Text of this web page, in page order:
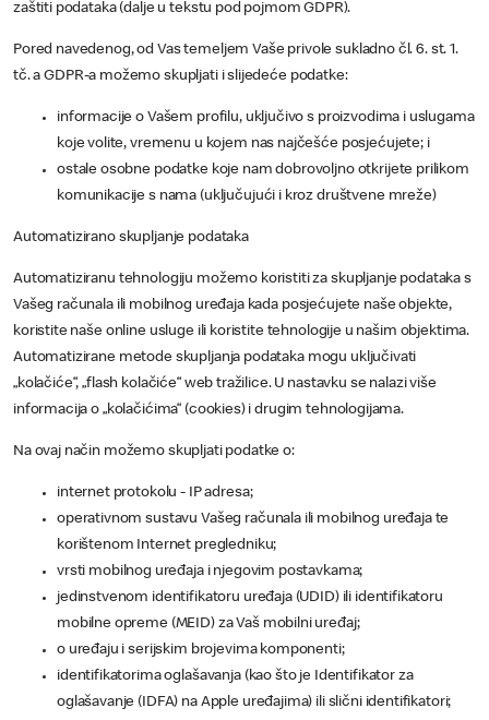
zaštiti podataka (dalje u tekstu pod pojmom GDPR).
Pored navedenog, od Vas temeljem Vaše privole sukladno čl. 6. st. 1.
tč. a GDPR-a možemo skupljati i slijedeće podatke:
informacije o Vašem profilu, uključivo s proizvodima i uslugama
koje volite, vremenu u kojem nas najčešće posjećujete; i
ostale osobne podatke koje nam dobrovoljno otkrijete prilikom
komunikacije s nama (uključujući i kroz društvene mreže)
Automatizirano skupljanje podataka
Automatiziranu tehnologiju možemo koristiti za skupljanje podataka s
Vašeg računala ili mobilnog uređaja kada posjećujete naše objekte,
koristite naše online usluge ili koristite tehnologije u našim objektima.
Automatizirane metode skupljanja podataka mogu uključivati
„kolačiće“, „flash kolačiće“ web tražilice. U nastavku se nalazi više
informacija o „kolačićima“ (cookies) i drugim tehnologijama.
Na ovaj način možemo skupljati podatke o:
internet protokolu - IP adresa;
operativnom sustavu Vašeg računala ili mobilnog uređaja te
korištenom Internet pregledniku;
vrsti mobilnog uređaja i njegovim postavkama;
jedinstvenom identifikatoru uređaja (UDID) ili identifikatoru
mobilne opreme (MEID) za Vaš mobilni uređaj;
o uređaju i serijskim brojevima komponenti;
identifikatorima oglašavanja (kao što je Identifikator za
oglašavanje (IDFA) na Apple uređajima) ili slični identifikatori;